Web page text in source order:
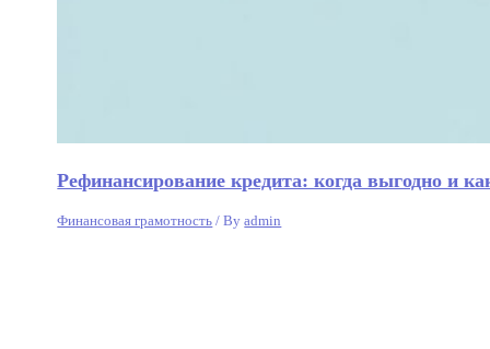
Рефинансирование кредита: когда выгодно и
Финансовая грамотность / Byadmin